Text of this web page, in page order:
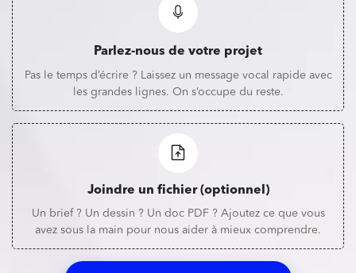
Parlez-nous de votre projet
Pas le temps d’écrire ? Laissez un message vocal rapide avec
les grandes lignes. On s’occupe du reste.
Joindre un fichier (optionnel)
Un brief ? Un dessin ? Un doc PDF ? Ajoutez ce que vous
avez sous la main pour nous aider à mieux comprendre.